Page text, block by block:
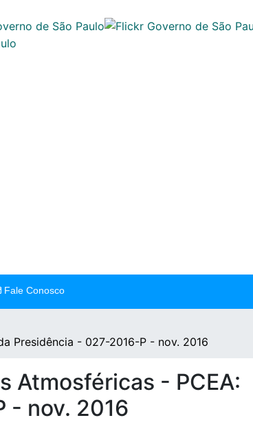
Fale Conosco
Presidência - 027-2016-P - nov. 2016
Atmosféricas - PCEA:
- nov. 2016